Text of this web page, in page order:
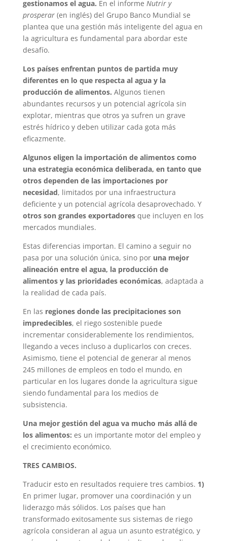
gestionamos el agua. En el informe Nutrir y
prosperar(en inglés) del Grupo Banco Mundial se
plantea que una gestión más inteligente del agua en
la agricultura es fundamental para abordar este
desafío.
Los países enfrentan puntos de partida muy
diferentes en lo que respecta al agua y la
producción de alimentos. Algunos tienen
abundantes recursos y un potencial agrícola sin
explotar, mientras que otros ya sufren un grave
estrés hídrico y deben utilizar cada gota más
eficazmente.
Algunos eligen la importación de alimentos como
una estrategia económica deliberada, en tanto que
otros dependen de las importaciones por
necesidad, limitados por una infraestructura
deficiente y un potencial agrícola desaprovechado. Y
otros son grandes exportadoresque incluyen en los
mercados mundiales.
Estas diferencias importan. El camino a seguir no
pasa por una solución única, sino por una mejor
alineación entre el agua, la producción de
alimentos y las prioridades económicas, adaptada a
la realidad de cada país.
En las regiones donde las precipitaciones son
impredecibles, el riego sostenible puede
incrementar considerablemente los rendimientos,
llegando a veces incluso a duplicarlos con creces.
Asimismo, tiene el potencial de generar al menos
245 millones de empleos en todo el mundo, en
particular en los lugares donde la agricultura sigue
siendo fundamental para los medios de
subsistencia.
Una mejor gestión del agua va mucho más allá de
los alimentos: es un importante motor del empleo y
el crecimiento económico.
TRES CAMBIOS.
Traducir esto en resultados requiere tres cambios. 1)
En primer lugar, promover una coordinación y un
liderazgo más sólidos. Los países que han
transformado exitosamente sus sistemas de riego
agrícola consideran al agua un asunto estratégico, y